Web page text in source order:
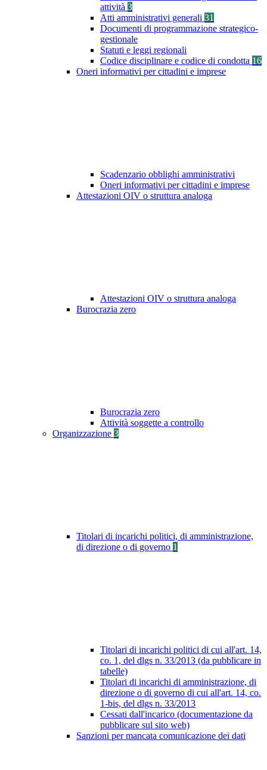
attività 3
Atti amministrativi generali 31
Documenti di programmazione strategico-
gestionale
Statuti e leggi regionali
Codice disciplinare e codice di condotta 16
Oneri informativi per cittadini e imprese
Scadenzario obblighi amministrativi
Oneri informativi per cittadini e imprese
Attestazioni OIV o struttura analoga
Attestazioni OIV o struttura analoga
Burocrazia zero
Burocrazia zero
Attività soggette a controllo
Organizzazione 3
Titolari di incarichi politici, di amministrazione,
di direzione o di governo 1
Titolari di incarichi politici di cui all'art. 14,
co. 1, del dlgs n. 33/2013 (da pubblicare in
tabelle)
Titolari di incarichi di amministrazione, di
direzione o di governo di cui all'art. 14, co.
1-bis, del dlgs n. 33/2013
Cessati dall'incarico (documentazione da
pubblicare sul sito web)
Sanzioni per mancata comunicazione dei dati